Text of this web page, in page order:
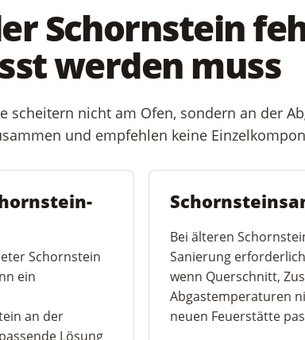
Schornstein
werden muss
scheitern nicht am Ofen, sondern an der
und empfehlen keine
Schornstein
ein
an der
Lösung
Bei älteren
Sanierung
wenn Querschnitt,
Abgastemperaturen
neuen Feuerstätte